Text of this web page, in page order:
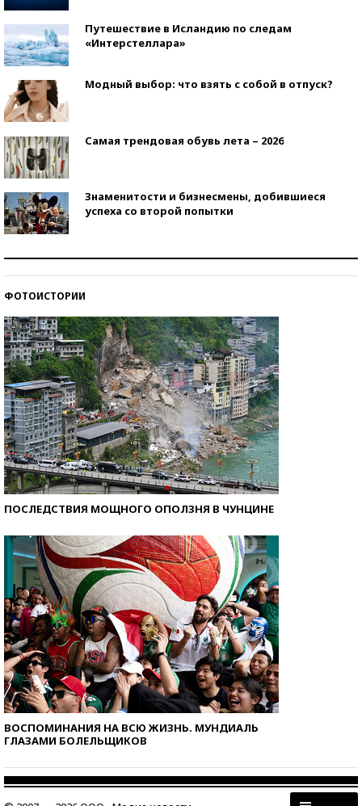
Путешествие в Исландию по следам
«Интерстеллара»
Модный выбор: что взять с собой в отпуск?
Самая трендовая обувь лета – 2026
Знаменитости и бизнесмены, добившиеся
успеха со второй попытки
ФОТОИСТОРИИ
ПОСЛЕДСТВИЯ МОЩНОГО ОПОЛЗНЯ В ЧУНЦИНЕ
ВОСПОМИНАНИЯ НА ВСЮ ЖИЗНЬ. МУНДИАЛЬ
ГЛАЗАМИ БОЛЕЛЬЩИКОВ